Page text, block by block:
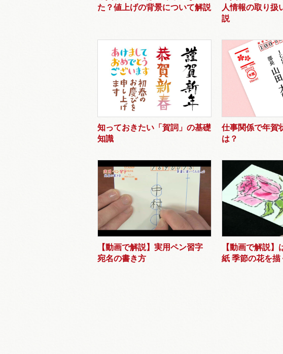
た？値上げの背景について解説
人情報の取り扱
説
知っておきたい「賀詞」の基礎
知識
仕事関係で年賀
は？
【動画で解説】実用ペン習字
宛名の書き方
【動画で解説
紙 季節の花を描